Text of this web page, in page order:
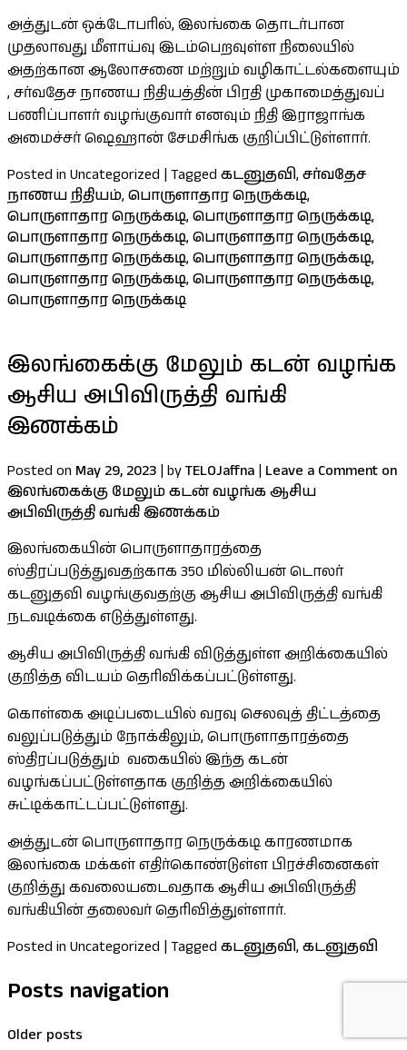
அத்துடன் ஒக்டோபரில், இலங்கை தொடர்பான
முதலாவது மீளாய்வு இடம்பெறவுள்ள நிலையில்
அதற்கான ஆலோசனை மற்றும் வழிகாட்டல்களையும்
, சர்வதேச நாணய நிதியத்தின் பிரதி முகாமைத்துவப்
பணிப்பாளர் வழங்குவார் எனவும் நிதி இராஜாங்க
அமைச்சர் ஷெஹான் சேமசிங்க குறிப்பிட்டுள்ளார்.
Posted in Uncategorized | Tagged கடனுதவி, சர்வதேச
நாணய நிதியம், பொருளாதார நெருக்கடி,
பொருளாதார நெருக்கடி, பொருளாதார நெருக்கடி,
பொருளாதார நெருக்கடி, பொருளாதார நெருக்கடி,
பொருளாதார நெருக்கடி, பொருளாதார நெருக்கடி,
பொருளாதார நெருக்கடி, பொருளாதார நெருக்கடி,
பொருளாதார நெருக்கடி
இலங்கைக்கு மேலும் கடன் வழங்க
ஆசிய அபிவிருத்தி வங்கி
இணக்கம்
Posted on May 29, 2023 | byTELOJaffna | Leave a Comment on
இலங்கைக்கு மேலும் கடன் வழங்க ஆசிய
அபிவிருத்தி வங்கி இணக்கம்
இலங்கையின் பொருளாதாரத்தை
ஸ்திரப்படுத்துவதற்காக 350 மில்லியன் டொலர்
கடனுதவி வழங்குவதற்கு ஆசிய அபிவிருத்தி வங்கி
நடவடிக்கை எடுத்துள்ளது.
ஆசிய அபிவிருத்தி வங்கி விடுத்துள்ள அறிக்கையில்
குறித்த விடயம் தெரிவிக்கப்பட்டுள்ளது.
கொள்கை அடிப்படையில் வரவு செலவுத் திட்டத்தை
வலுப்படுத்தும் நோக்கிலும், பொருளாதாரத்தை
ஸ்திரப்படுத்தும் வகையில் இந்த கடன்
வழங்கப்பட்டுள்ளதாக குறித்த அறிக்கையில்
சுட்டிக்காட்டப்பட்டுள்ளது.
அத்துடன் பொருளாதார நெருக்கடி காரணமாக
இலங்கை மக்கள் எதிர்கொண்டுள்ள பிரச்சினைகள்
குறித்து கவலையடைவதாக ஆசிய அபிவிருத்தி
வங்கியின் தலைவர் தெரிவித்துள்ளார்.
Posted in Uncategorized | Tagged கடனுதவி, கடனுதவி
Posts navigation
Older posts